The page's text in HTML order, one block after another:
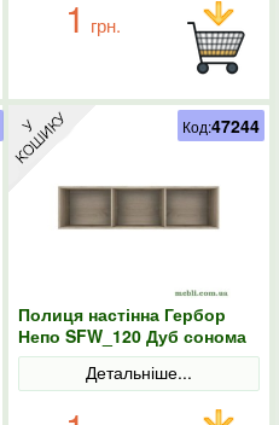
1 грн.
Полиця настінна Гербор
Непо SFW_120 Дуб сонома
Детальніше...
Код:47244